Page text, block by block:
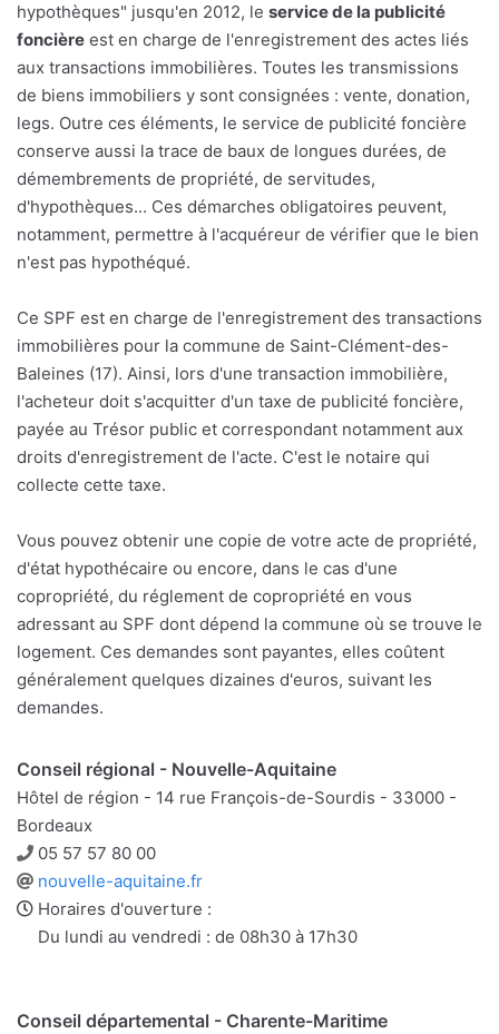
hypothèques" jusqu'en 2012, le service de la publicité
foncière est en charge de l'enregistrement des actes liés
aux transactions immobilières. Toutes les transmissions
de biens immobiliers y sont consignées : vente, donation,
legs. Outre ces éléments, le service de publicité foncière
conserve aussi la trace de baux de longues durées, de
démembrements de propriété, de servitudes,
d'hypothèques... Ces démarches obligatoires peuvent,
notamment, permettre à l'acquéreur de vérifier que le bien
n'est pas hypothéqué.
Ce SPF est en charge de l'enregistrement des transactions
immobilières pour la commune de Saint-Clément-des-
Baleines (17). Ainsi, lors d'une transaction immobilière,
l'acheteur doit s'acquitter d'un taxe de publicité foncière,
payée au Trésor public et correspondant notamment aux
droits d'enregistrement de l'acte. C'est le notaire qui
collecte cette taxe.
Vous pouvez obtenir une copie de votre acte de propriété,
d'état hypothécaire ou encore, dans le cas d'une
copropriété, du réglement de copropriété en vous
adressant au SPF dont dépend la commune où se trouve le
logement. Ces demandes sont payantes, elles coûtent
généralement quelques dizaines d'euros, suivant les
demandes.
Conseil régional - Nouvelle-Aquitaine
Hôtel de région - 14 rue François-de-Sourdis - 33000 -
Bordeaux
Téléphone
05 57 57 80 00
Site
web
nouvelle-aquitaine.fr
Horaires d'ouverture :
Du lundi au vendredi : de 08h30 à 17h30
Conseil départemental - Charente-Maritime